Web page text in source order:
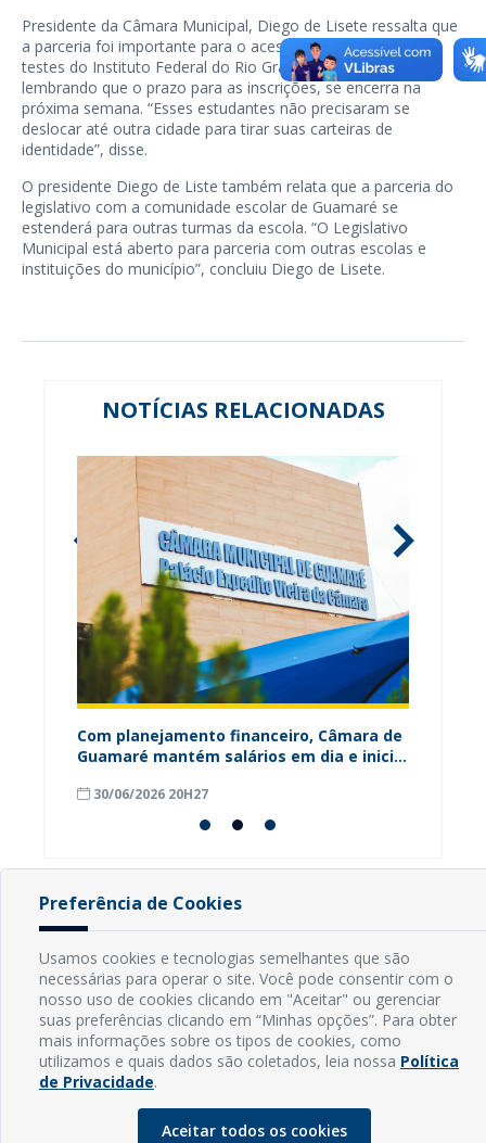
Presidente da Câmara Municipal, Diego de Lisete ressalta que
a parceria foi importante para o acesso desses alunos aos
testes do Instituto Federal do Rio Grande do Norte,
lembrando que o prazo para as inscrições, se encerra na
próxima semana. “Esses estudantes não precisaram se
deslocar até outra cidade para tirar suas carteiras de
identidade”, disse.
O presidente Diego de Liste também relata que a parceria do
legislativo com a comunidade escolar de Guamaré se
estenderá para outras turmas da escola. “O Legislativo
Municipal está aberto para parceria com outras escolas e
instituições do município”, concluiu Diego de Lisete.
NOTÍCIAS RELACIONADAS
Com planejamento financeiro, Câmara de
Guamaré mantém salários em dia e inicia
30/06/2026 20H27
INFORMAÇÕES
Endereço: Rua Capitão Vicente de Brito, S/N - Centro
CEP: 59598-000 - Guamaré - RN
Contato: (84) 3525-2032
E-mail: diretoria@guamare.rn.leg.br
Horário: Segunda a sexta-feira, das 8h às 12h
Preferência de Cookies
Usamos cookies e tecnologias semelhantes que são
necessárias para operar o site. Você pode consentir com o
nosso uso de cookies clicando em "Aceitar" ou gerenciar
suas preferências clicando em “Minhas opções”. Para obter
mais informações sobre os tipos de cookies, como
utilizamos e quais dados são coletados, leia nossa Política
de Privacidade.
Aceitar todos os cookies